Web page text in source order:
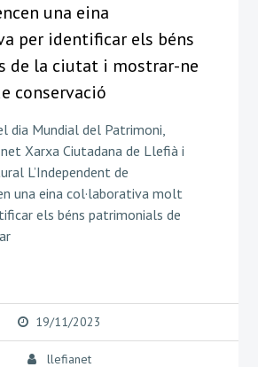
una eina
per identificar els béns
de la ciutat i mostrar-ne
conservació
dia Mundial del Patrimoni,
Xarxa Ciutadana de Llefià i
L’Independent de
una eina col·laborativa molt
els béns patrimonials de
19/11/2023
llefianet